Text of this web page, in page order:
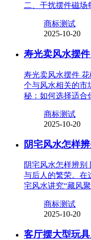
二、干扰摆件磁
商标测试
2025-10-20
寿光卖风水摆
寿光卖风水摆件
个与风水相关的市
秘：如何选择适合
商标测试
2025-10-20
阴宅风水怎样
阴宅风水怎样辨
与后人的繁荣。在
宅风水讲究“藏风
商标测试
2025-10-20
客厅摆大型玩